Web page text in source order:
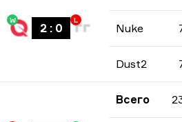
W
2: 0
L
Nuke
Dust2
Всего